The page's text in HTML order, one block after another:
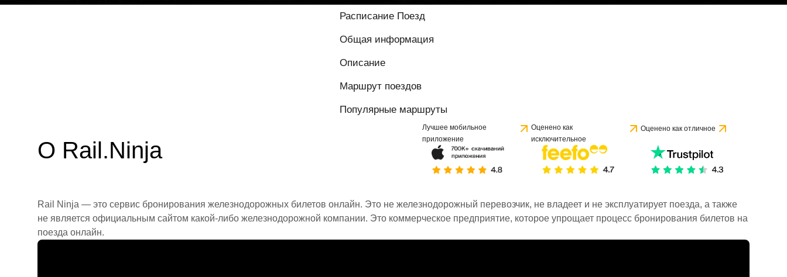
Расписание Поезд
Общая информация
Описание
Маршрут поездов
Популярные маршруты
О Rail.Ninja
Лучшее мобильное
приложение
Оценено как
исключительное
Оценено как отличное
Rail Ninja — это сервис бронирования железнодорожных билетов онлайн. Это не железнодорожный перевозчик, не владеет и не эксплуатирует поезда, а также
не является официальным сайтом какой-либо железнодорожной компании. Это коммерческое предприятие, которое упрощает процесс бронирования билетов на
поезда онлайн.
9 / 10 на основе 1 отзыва